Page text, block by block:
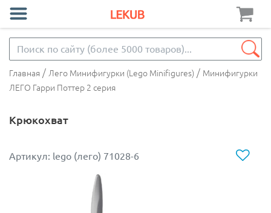
Главная / Лего Минифигурки (Lego Minifigures) / Минифигурки
ЛЕГО Гарри Поттер 2 серия
Крюкохват
Артикул: lego (лего) 71028-6